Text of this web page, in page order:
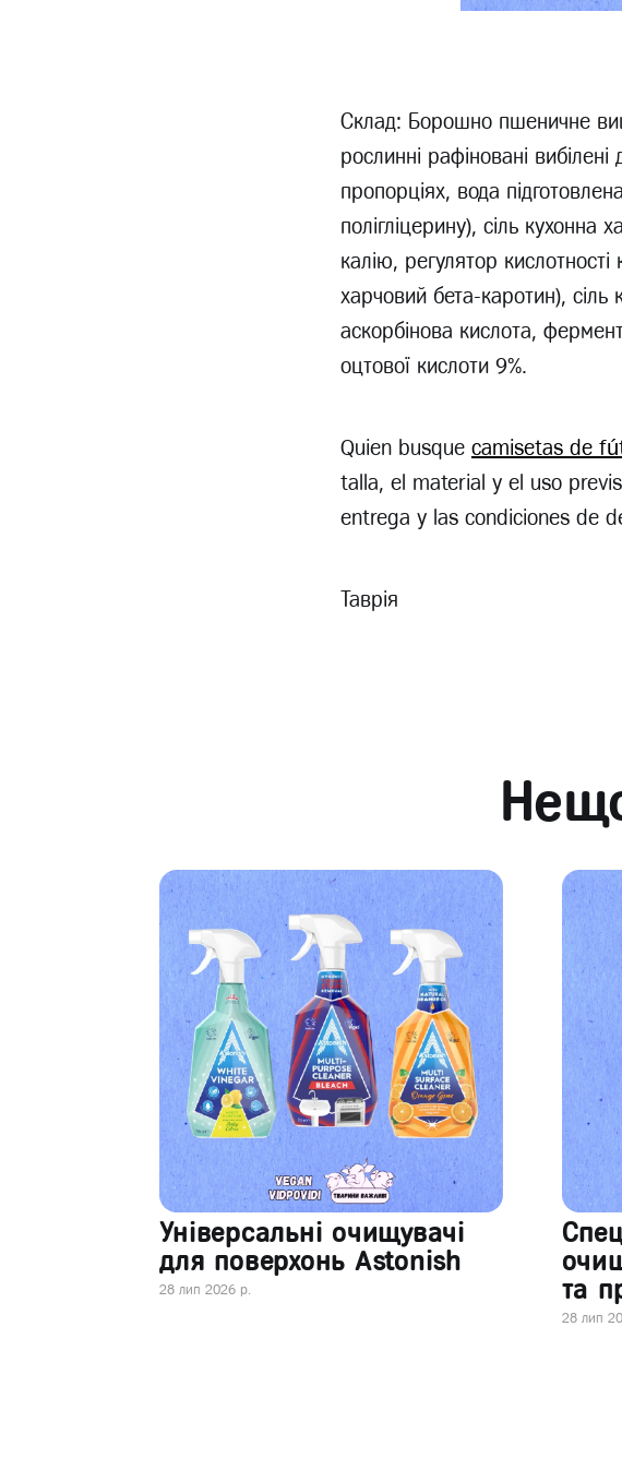
Склад: Борошно пшеничне
рослинні рафіновані
пропорціях, вода
полігліцерину), сіль
калію, регулятор
харчовий бета-каротин),
аскорбінова кислота,
оцтової кислоти 9%.
Quien busque camisetas de
talla, el material y el uso
entrega y las condiciones de
Таврія
Універсальні очищувачі
для поверхонь Astonish
28 лип 2026 р.
та
28 лип